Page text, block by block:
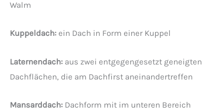
Walm
Kuppeldach: ein Dach in Form einer Kuppel
Laternendach: aus zwei entgegengesetzt geneigten
Dachflächen, die am Dachfirst aneinandertreffen
Mansarddach: Dachform mit im unteren Bereich